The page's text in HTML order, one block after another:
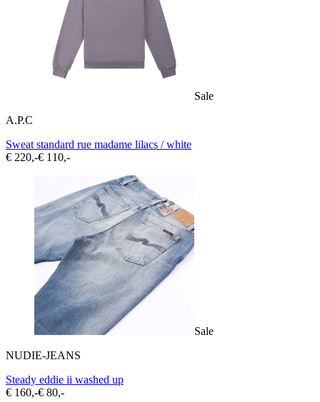
Sale
A.P.C
Sweat standard rue madame lilacs / white
€ 220,-€ 110,-
Sale
NUDIE-JEANS
Steady eddie ii washed up
€ 160,-€ 80,-